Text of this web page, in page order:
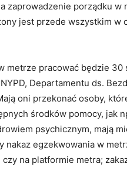
zaprowadzenie porządku
jest przede wszystkim w
metrze pracować będzie 30
Departamentu ds.
oni przekonać osoby,
środków pomocy, jak
psychicznym, mają
nakaz egzekwowania w
na platformie metra;